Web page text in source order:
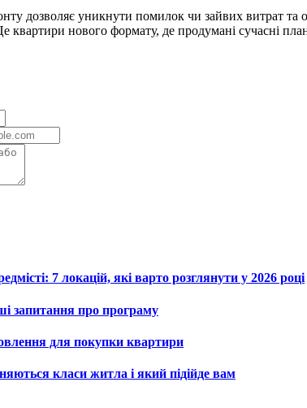
дозволяє уникнути помилок чи зайвих витрат
квартири нового формату, де продумані сучасні
7 локацій, які варто розглянути у 2026 році
запитання про програму
для покупки квартири
класи житла і який підійде вам